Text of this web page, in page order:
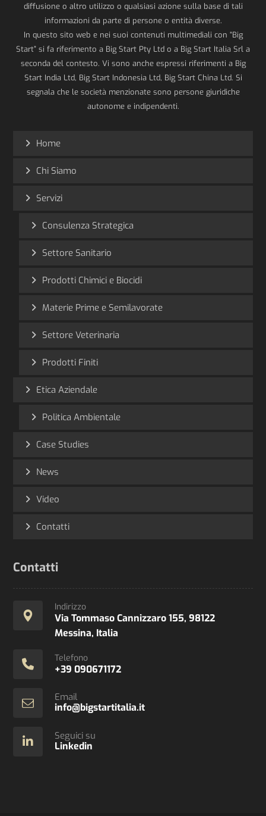
diffusione o altro utilizzo o qualsiasi azione sulla base di tali
informazioni da parte di persone o entità diverse.
In questo sito web e nei suoi contenuti multimediali con “Big
Start” si fa riferimento a Big Start Pty Ltd o a Big Start Italia Srl a
seconda del contesto. Vi sono anche espressi riferimenti a Big
Start India Ltd, Big Start Indonesia Ltd, Big Start China Ltd. Si
segnala che le società menzionate sono persone giuridiche
autonome e indipendenti.
Home
Chi Siamo
Servizi
Consulenza Strategica
Settore Sanitario
Prodotti Chimici e Biocidi
Materie Prime e Semilavorate
Settore Veterinaria
Prodotti Finiti
Etica Aziendale
Politica Ambientale
Case Studies
News
Video
Contatti
Contatti
Indirizzo
Via Tommaso Cannizzaro 155, 98122
Messina, Italia
Telefono
+39 090671172
Email
info@bigstartitalia.it
Seguici su
Linkedin